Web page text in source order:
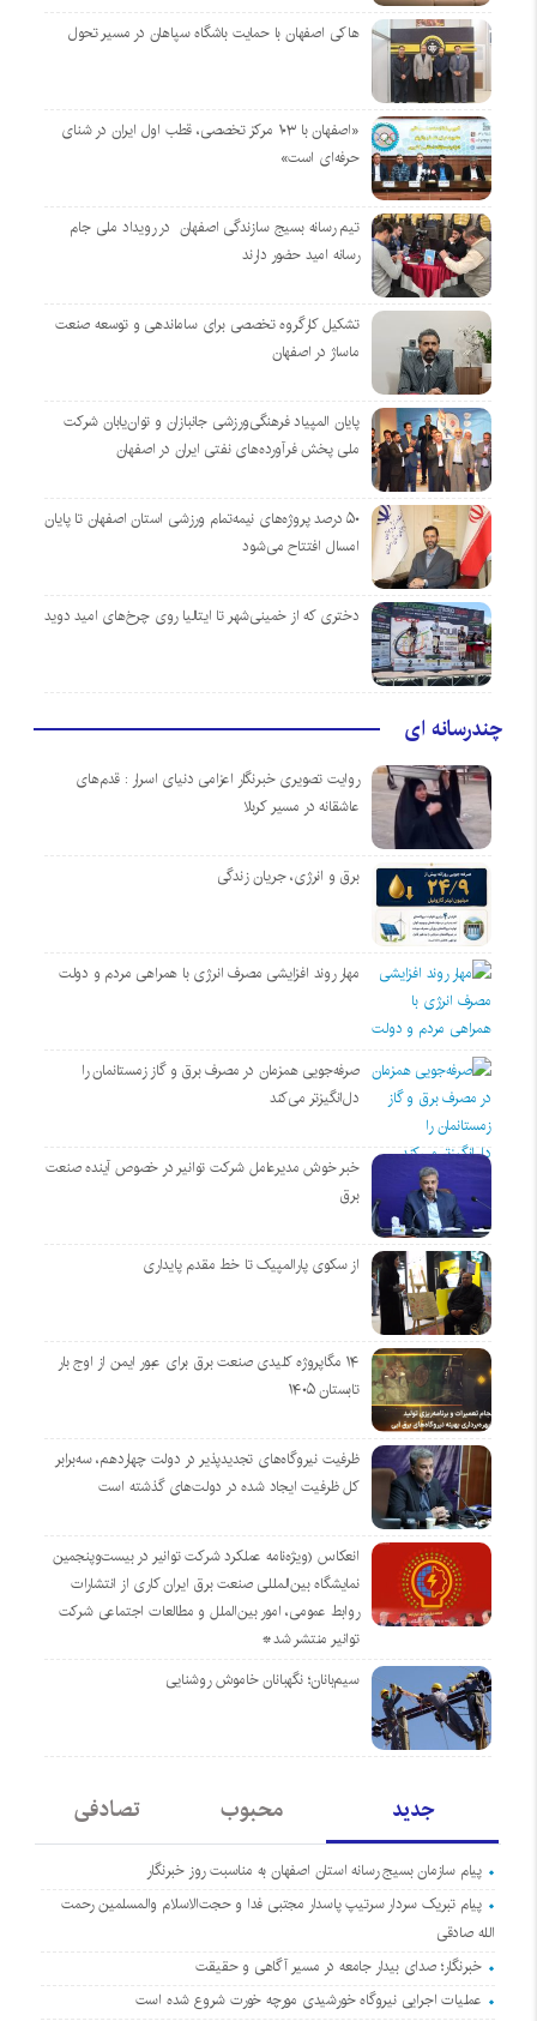
هاکی اصفهان با حمایت باشگاه سپاهان در مسیر تحول
«اصفهان با ۱۰۳ مرکز تخصصی، قطب اول ایران در شنای
حرفه‌ای است»
تیم رسانه بسیج سازندگی اصفهان در رویداد ملی جام
رسانه امید حضور دارند
تشکیل کارگروه تخصصی برای ساماندهی و توسعه صنعت
ماساژ در اصفهان
پایان المپیاد فرهنگی‌ورزشی جانبازان و توان‌یابان شرکت
ملی پخش فرآورده‌های نفتی ایران در اصفهان
۵۰ درصد پروژه‌های نیمه‌تمام ورزشی استان اصفهان تا پایان
امسال افتتاح می‌شود
دختری که از خمینی‌شهر تا ایتالیا روی چرخ‌های امید دوید
چندرسانه ای
روایت تصویری خبرنگار اعزامی دنیای اسرار : قدم‌های
عاشقانه در مسیر کربلا
برق و انرژی، جریان زندگی
مهار روند افزایشی مصرف انرژی با همراهی مردم و دولت
صرفه‌جویی همزمان در مصرف برق و گاز زمستانمان را
دل‌انگیزتر می‌کند
خبر خوش مدیرعامل شرکت توانیر در خصوص آینده صنعت
برق
از سکوی پارالمپیک تا خط مقدم پایداری
۱۴ مگاپروژه‌ کلیدی صنعت برق برای عبور ایمن از اوج بار
تابستان ۱۴۰۵
ظرفیت نیروگاه‌های تجدیدپذیر در دولت چهاردهم، سه‌برابر
کل ظرفیت ایجاد شده در دولت‌های گذشته است
انعکاس (ویژه‌نامه عملکرد شرکت توانیر در بیست‌وپنجمین
نمایشگاه بین‌المللی صنعت برق ایران کاری از انتشارات
روابط عمومی، امور بین‌الملل و مطالعات اجتماعی شرکت
توانیر منتشر شد*
سیم‌بانان؛ نگهبانان خاموش روشنایی
جدید محبوب تصادفی
پیام سازمان بسیج رسانه استان اصفهان به مناسبت روز خبرنگار
پیام تبریک سردار سرتیپ پاسدار مجتبی فدا و حجت‌الاسلام والمسلمین رحمت
الله صادقی
خبرنگار؛ صدای بیدار جامعه در مسیر آگاهی و حقیقت
عملیات اجرایی نیروگاه خورشیدی مورچه خورت شروع شده است